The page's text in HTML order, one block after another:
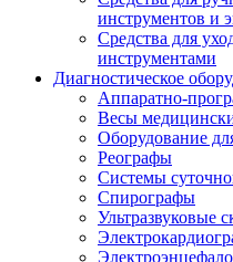
инструментов и
Средства для
инструментами
Диагностическое
Аппаратно-
Весы
Оборудование
Реографы
Системы
Спирографы
Ультразвуковые